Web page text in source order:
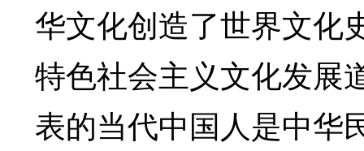
华文化创造了世界文化
特色社会主义文化发展
表的当代中国人是中华